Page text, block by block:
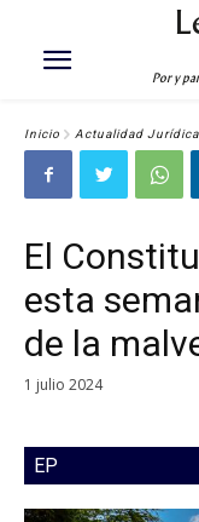
Por y
Inicio Actualidad Jurídica
El
esta
de la
1 julio 2024
EP